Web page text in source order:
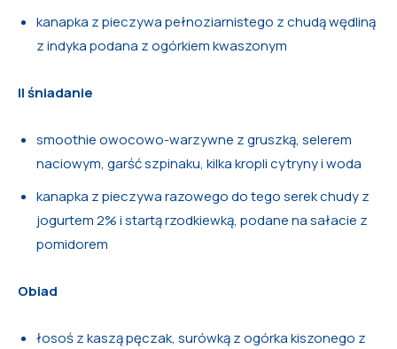
kanapka z pieczywa pełnoziarnistego z chudą wędliną
z indyka podana z ogórkiem kwaszonym
II śniadanie
smoothie owocowo-warzywne z gruszką, selerem
naciowym, garść szpinaku, kilka kropli cytryny i woda
kanapka z pieczywa razowego do tego serek chudy z
jogurtem 2% i startą rzodkiewką, podane na sałacie z
pomidorem
Obiad
łosoś z kaszą pęczak, surówką z ogórka kiszonego z